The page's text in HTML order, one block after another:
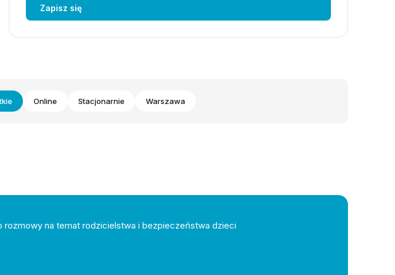
Zapisz się
Online Stacjonarnie Warszawa
rozmowy na temat rodzicielstwa i bezpieczeństwa dzieci